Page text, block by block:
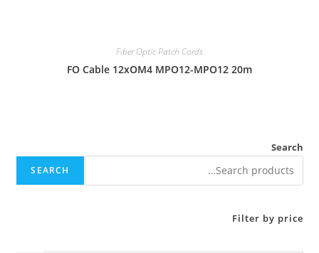
Fiber Optic Patch Cords
FO Cable 12xOM4 MPO12-MPO12 20m
Search
SEARCH
Filter by price